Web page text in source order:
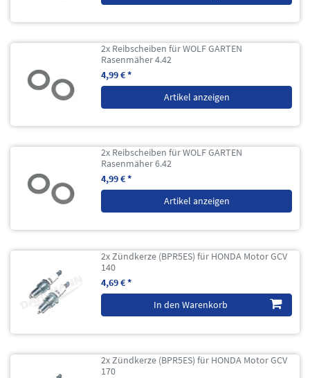
2x Reibscheiben für WOLF GARTEN
Rasenmäher 4.42
4,99 € *
Artikel anzeigen
2x Reibscheiben für WOLF GARTEN
Rasenmäher 6.42
4,99 € *
Artikel anzeigen
2x Zündkerze (BPR5ES) für HONDA Motor GCV
140
4,69 € *
In den Warenkorb
2x Zündkerze (BPR5ES) für HONDA Motor GCV
170